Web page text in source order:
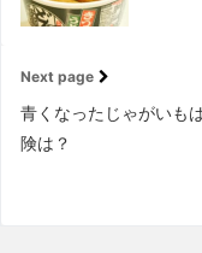
Next page
青くなったじゃがいも
険は？